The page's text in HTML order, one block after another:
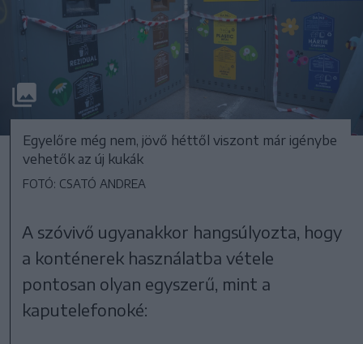
Egyelőre még nem, jövő héttől viszont már igénybe
vehetők az új kukák
FOTÓ: CSATÓ ANDREA
A szóvivő ugyanakkor hangsúlyozta, hogy
a konténerek használatba vétele
pontosan olyan egyszerű, mint a
kaputelefonoké: